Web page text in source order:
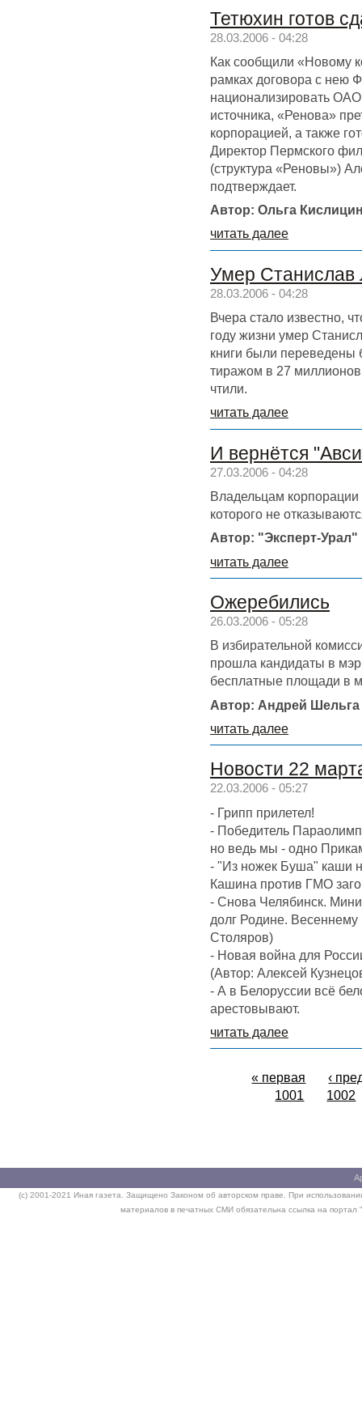
Тетюхин готов
28.03.2006 - 04:28
Как сообщили «Новому
рамках договора с нею
национализировать
источника, «Ренова»
корпорацией, а также
Директор Пермского
(структура «Реновы»)
подтверждает.
Автор: Ольга
читать далее
Умер Станислав
28.03.2006 - 04:28
Вчера стало известно,
году жизни умер
книги были переведены
тиражом в 27
чтили.
читать далее
И вернётся
27.03.2006 - 04:28
Владельцам
которого не
Автор: "Эксперт-Урал"
читать далее
Ожеребились
26.03.2006 - 05:28
В избирательной
прошла кандидаты в
бесплатные площади в
Автор: Андрей Шельга
читать далее
Новости 22
22.03.2006 - 05:27
- Грипп прилетел!
- Победитель
но ведь мы - одно
- "Из ножек Буша" каши
Кашина против ГМО
- Снова Челябинск.
долг Родине.
Столяров)
- Новая война для
(Автор: Алексей
- А в Белоруссии всё
арестовывают.
читать далее
« первая
‹
1001
1002
(c) 2001-2021 Иная газета. Защищено Законом об авторском праве. При
материалов в печатных СМИ обязательна ссылка на